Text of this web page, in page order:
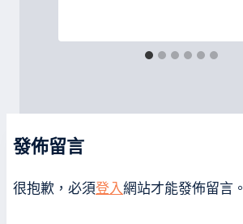
發佈留言
很抱歉，必須登入網站才能發佈留言。